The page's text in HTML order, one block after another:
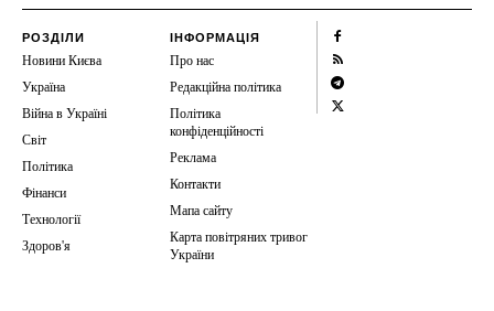
РОЗДІЛИ
Новини Києва
Україна
Війна в Україні
Світ
Політика
Фінанси
Технології
Здоров'я
ІНФОРМАЦІЯ
Про нас
Редакційна політика
Політика
конфіденційності
Реклама
Контакти
Мапа сайту
Карта повітряних тривог
України